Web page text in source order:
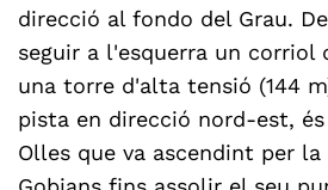
direcció al fondo del Grau.
seguir a l'esquerra un corriol
una torre d'alta tensió (144
pista en direcció nord-est,
Olles que va ascendint per la